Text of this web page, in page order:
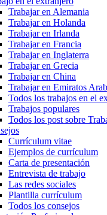
Trabajar en Alemania
Trabajar en Holanda
Trabajar en Irlanda
Trabajar en Francia
Trabajar en Inglaterra
Trabajar en Grecia
Trabajar en China
Trabajar en Emiratos
Todos los trabajos en el
Trabajos populares
Todos los post sobre
Currículum vitae
Ejemplos de currículum
Carta de presentación
Entrevista de trabajo
Las redes sociales
Plantilla currículum
Todos los consejos